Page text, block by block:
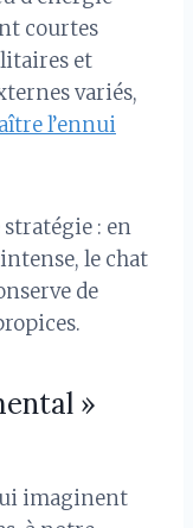
courtes
et
variés,
l’ennui
stratégie : en
le chat
de
»
imaginent